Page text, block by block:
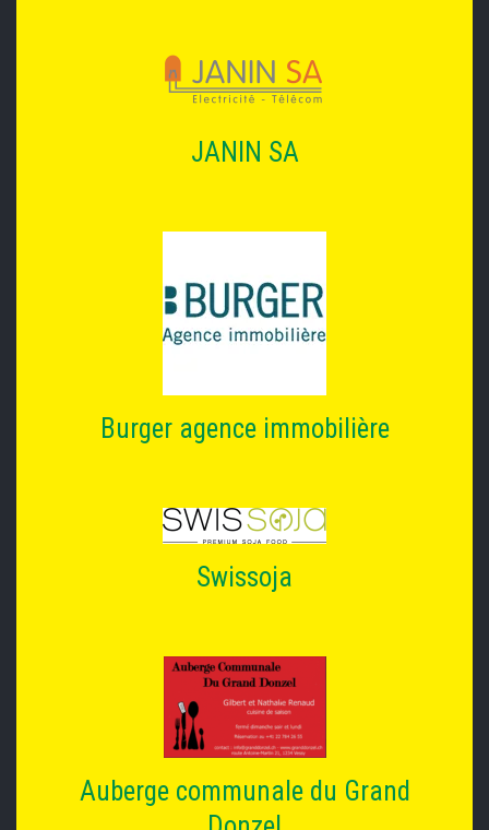
JANIN SA
Burger agence immobilière
Swissoja
Auberge communale du Grand